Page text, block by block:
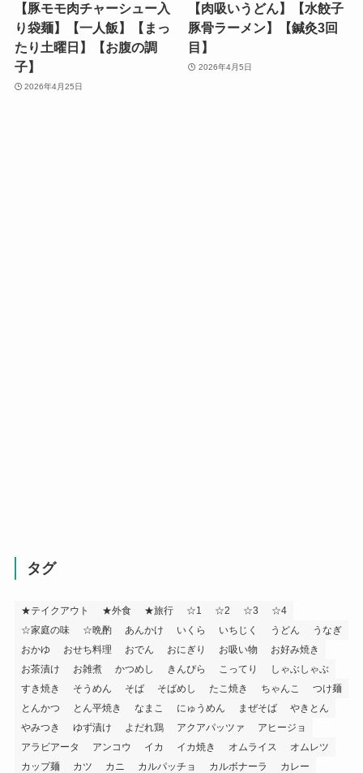
【豚モモ肉チャーシュー入
り袋麺】【一人飯】【まっ
たり土曜日】【お腹の調
子】
2026年4月25日
【肉吸いうどん】【水餃子
豚骨ラーメン】【鍼灸3回
目】
2026年4月5日
タグ
★テイクアウト ★外食 ★旅行 ☆1 ☆2 ☆3
☆4
☆家庭の味
☆晩酌 あんかけ いくら いちじく うどん
うなぎ
おかゆ
おせち料理 おでん おにぎり お吸い物
お好み焼き
お茶漬け
お雑煮 かつめし きんぴら こってり
しゃぶしゃぶ
すき焼き
そうめん そば そばめし たこ焼き ちゃんこ
つけ麺
とんかつ
とん平焼き なまこ にゅうめん まぜそば
やきとん
やみつき
ゆず漬け よだれ鶏 アクアパッツァ
アヒージョ
アラビアータ
アンコウ イカ イカ焼き オムライス
オムレツ
カップ麺
カツ カニ カルパッチョ カルボナーラ
カレー